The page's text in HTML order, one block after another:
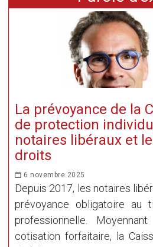
La prévoyance de la
de protection
notaires libéraux et
droits
6 novembre 2025
Depuis 2017, les notaires
prévoyance obligatoire au
professionnelle.
cotisation forfaitaire, la